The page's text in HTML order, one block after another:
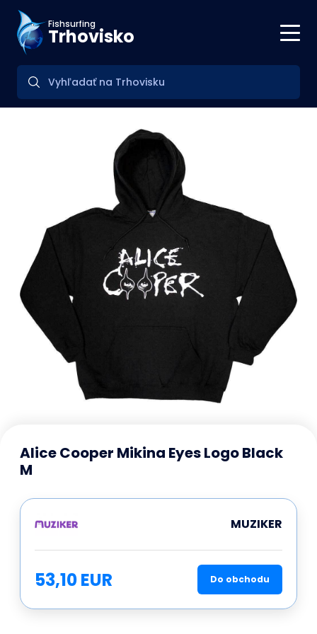
Fishsurfing
Trhovisko
Alice Cooper Mikina Eyes Logo Black
M
MUZIKER
53,10 EUR Do obchodu